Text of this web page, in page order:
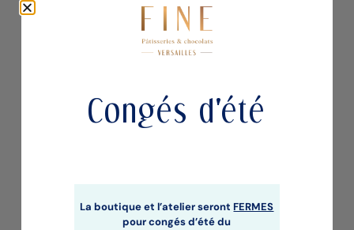
Congés d'été
La boutique et l’atelier seront FERMES
pour congés d’été du